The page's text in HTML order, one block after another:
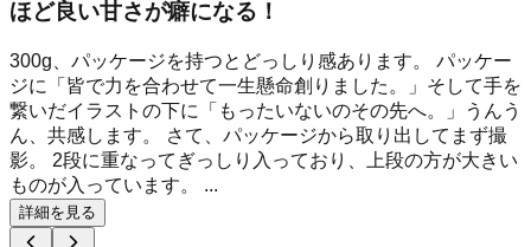
ほど良い甘さが癖になる！
300g、パッケージを持つとどっしり感あります。 パッケー
ジに「皆で力を合わせて一生懸命創りました。」そして手を
繋いだイラストの下に「もったいないのその先へ。」うんう
ん、共感します。 さて、パッケージから取り出してまず撮
影。 2段に重なってぎっしり入っており、上段の方が大きい
ものが入っています。 ...
詳細を見る